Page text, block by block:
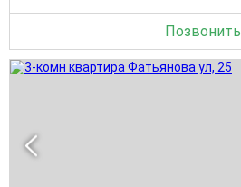
Позвонить